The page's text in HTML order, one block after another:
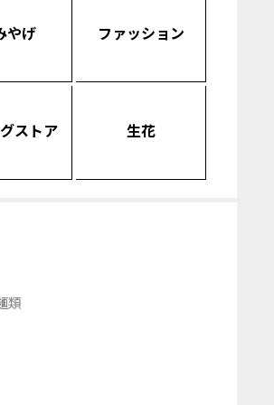
やげ ファッション
ストア 生花
類